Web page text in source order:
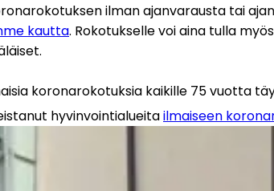
ilman ajanvarausta tai
kautta. Rokotukselle voi aina tulla
koronarokotuksia kaikille 75 vuotta
hyvinvointialueita ilmaiseen